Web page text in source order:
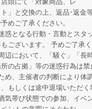
頭にて「対象商品、レ
」と交換の上、返品･返金
めご了承ください。
惑となる行動・言動とスタ
ございます。 予めご了承く
辺において、「騒ぐ」「長
の占拠」等の迷惑行為は禁
め、主催者の判断により体
もしくは途中退場いただく
気帯び状態での参加、イベ